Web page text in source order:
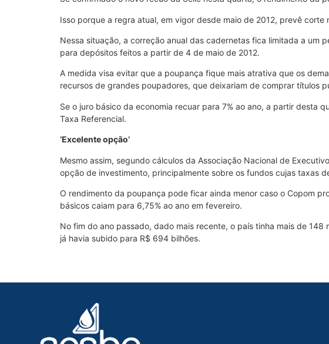
Isso porque a regra atual, em vigor desde maio de 2012, prevê
Nessa situação, a correção anual das cadernetas fica limitada a um
para depósitos feitos a partir de 4 de maio de 2012.
A medida visa evitar que a poupança fique mais atrativa que os
recursos de grandes poupadores, que deixariam de comprar títulos
Se o juro básico da economia recuar para 7% ao ano, a partir desta
Taxa Referencial.
‘Excelente opção’
Mesmo assim, segundo cálculos da Associação Nacional de
opção de investimento, principalmente sobre os fundos cujas taxas
O rendimento da poupança pode ficar ainda menor caso o Copom
básicos caiam para 6,75% ao ano em fevereiro.
No fim do ano passado, dado mais recente, o país tinha mais de
já havia subido para R$ 694 bilhões.